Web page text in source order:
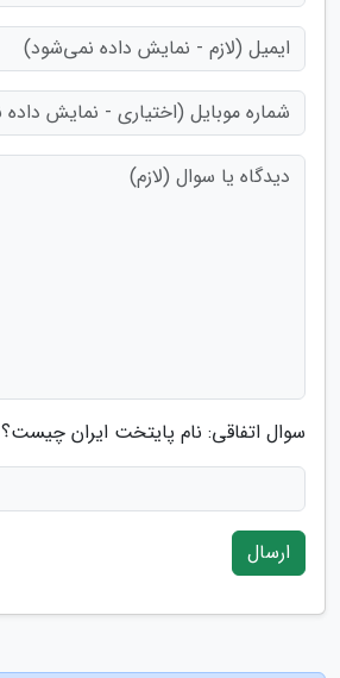
سوال اتفاقی: نام پایتخت ایران چیست؟
ارسال